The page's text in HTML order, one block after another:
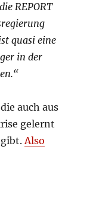
REPORT
quasi eine
in der
auch aus
gelernt
gibt.Also